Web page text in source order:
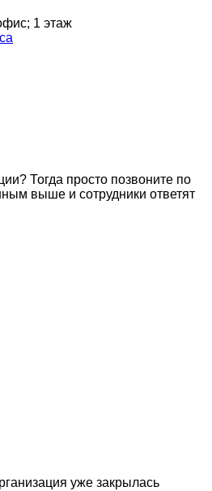
1 этаж
Тогда просто позвоните по
выше и сотрудники ответят
уже закрылась